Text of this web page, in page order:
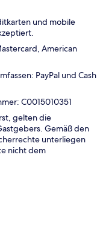
und mobile
American
PayPal und Cash
C0015010351
gelten die
Gemäß den
unterliegen
nicht dem